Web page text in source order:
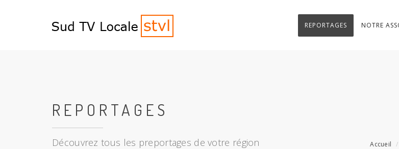
REPORTAGES NOTRE
REPORTAGES
Découvrez tous les preportages de votre région Accueil